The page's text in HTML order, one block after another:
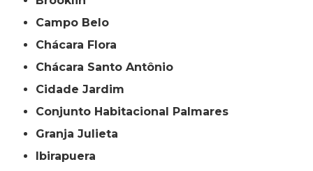
Campo Belo
Chácara Flora
Chácara Santo Antônio
Cidade Jardim
Conjunto Habitacional Palmares
Granja Julieta
Ibirapuera